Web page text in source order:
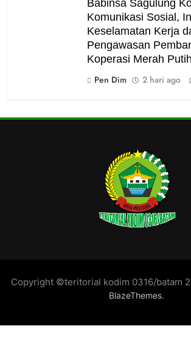
Babinsa Sagulung
Komunikasi Sosial,
Keselamatan Kerja
Pengawasan
Koperasi Merah Putih
Pen Dim
2 hari ago
Copyright ©teritorial kodim 0316/batam
BlazeThemes.